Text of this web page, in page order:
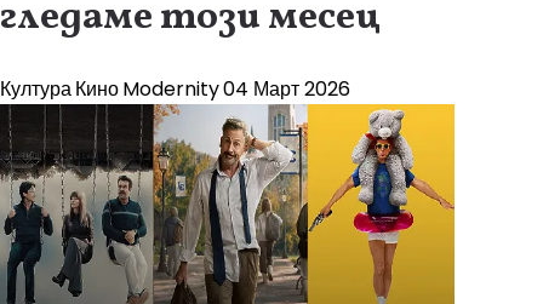
гледаме този месец
КултураКиноModernity04 Март 2026